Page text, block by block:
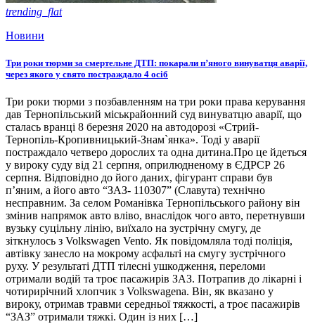
trending_flat
Новини
Три роки тюрми за смертельне ДТП: покарали п’яного винуватця аварії,
через якого у свято постраждало 4 осіб
Три роки тюрми з позбавленням на три роки права керування
дав Тернопільський міськрайонний суд винуватцю аварії, що
сталась вранці 8 березня 2020 на автодорозі «Стрий-
Тернопіль-Кропивницький-Знам`янка». Тоді у аварії
постраждало четверо дорослих та одна дитина.Про це йдеться
у вироку суду від 21 серпня, оприлюдненому в ЄДРСР 26
серпня. Відповідно до його даних, фігурант справи був
п’яним, а його авто “ЗАЗ- 110307” (Славута) технічно
несправним. За селом Романівка Тернопільського району він
змінив напрямок авто вліво, внаслідок чого авто, перетнувши
вузьку суцільну лінію, виїхало на зустрічну смугу, де
зіткнулось з Volkswagen Vento. Як повідомляла тоді поліція,
автівку занесло на мокрому асфальті на смугу зустрічного
руху. У результаті ДТП тілесні ушкодження, переломи
отримали водій та троє пасажирів ЗАЗ. Потрапив до лікарні і
чотирирічний хлопчик з Volkswagenа. Він, як вказано у
вироку, отримав травми середньої тяжкості, а троє пасажирів
“ЗАЗ” отримали тяжкі. Один із них […]